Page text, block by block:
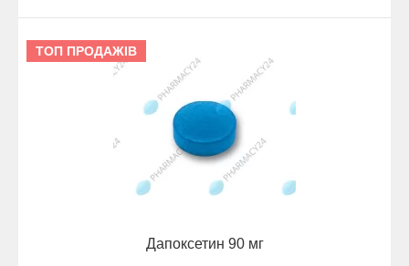
ТОП ПРОДАЖІВ
Дапоксетин 90 мг